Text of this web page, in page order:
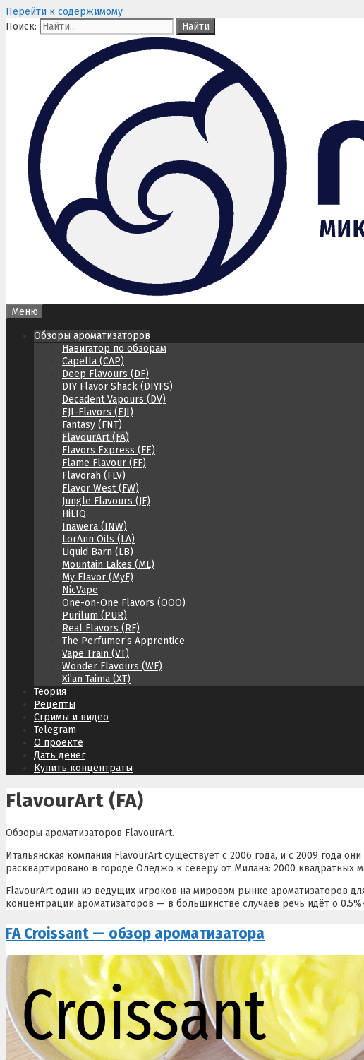
Перейти к содержимому
Поиск:
Меню
Обзоры ароматизаторов
Навигатор по обзорам
Capella (CAP)
Deep Flavours (DF)
DIY Flavor Shack (DIYFS)
Decadent Vapours (DV)
EJI-Flavors (EJI)
Fantasy (FNT)
FlavourArt (FA)
Flavors Express (FE)
Flame Flavour (FF)
Flavorah (FLV)
Flavor West (FW)
Jungle Flavours (JF)
HiLIQ
Inawera (INW)
LorAnn Oils (LA)
Liquid Barn (LB)
Mountain Lakes (ML)
My Flavor (MyF)
NicVape
One-on-One Flavors (OOO)
Purilum (PUR)
Real Flavors (RF)
The Perfumer’s Apprentice
Vape Train (VT)
Wonder Flavours (WF)
Xi’an Taima (XT)
Теория
Рецепты
Стримы и видео
Telegram
О проекте
Дать денег
Купить концентраты
FlavourArt (FA)
Обзоры ароматизаторов FlavourArt.
Итальянская компания FlavourArt существует с 2006 года, и с 2009 года
расквартировано в городе Оледжо к северу от Милана: 2000 квадратных
FlavourArt один из ведущих игроков на мировом рынке ароматизаторов
концентрации ароматизаторов — в большинстве случаев речь идёт о
FA Croissant — обзор ароматизатора